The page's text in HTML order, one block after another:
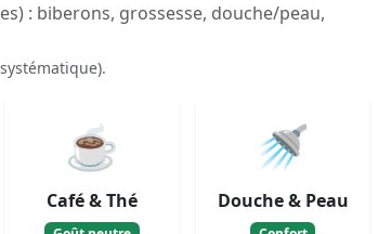
: biberons, grossesse, douche/peau,
☕
Café & Thé
🚿
Douche & Peau